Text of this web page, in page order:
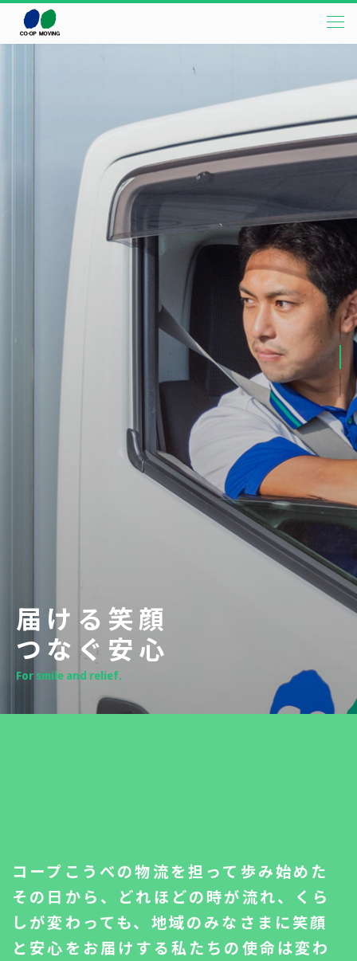
メ
本文までスキップする
届 け る 笑 顔
つ な ぐ 安 心
For smile and relief.
コープこうべの物流を担って歩み始めた
その日から、どれほどの時が流れ、くら
しが変わっても、地域のみなさまに笑顔
と安心をお届けする私たちの使命は変わ